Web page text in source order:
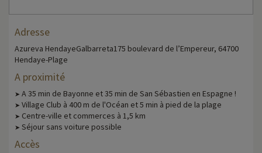
Adresse
Azureva HendayeGalbarreta175 boulevard de l’Empereur, 64700
Hendaye-Plage
A proximité
➤ A 35 min de Bayonne et 35 min de San Sébastien en Espagne !
➤ Village Club à 400 m de l'Océan et 5 min à pied de la plage
➤ Centre-ville et commerces à 1,5 km
➤ Séjour sans voiture possible
Accès